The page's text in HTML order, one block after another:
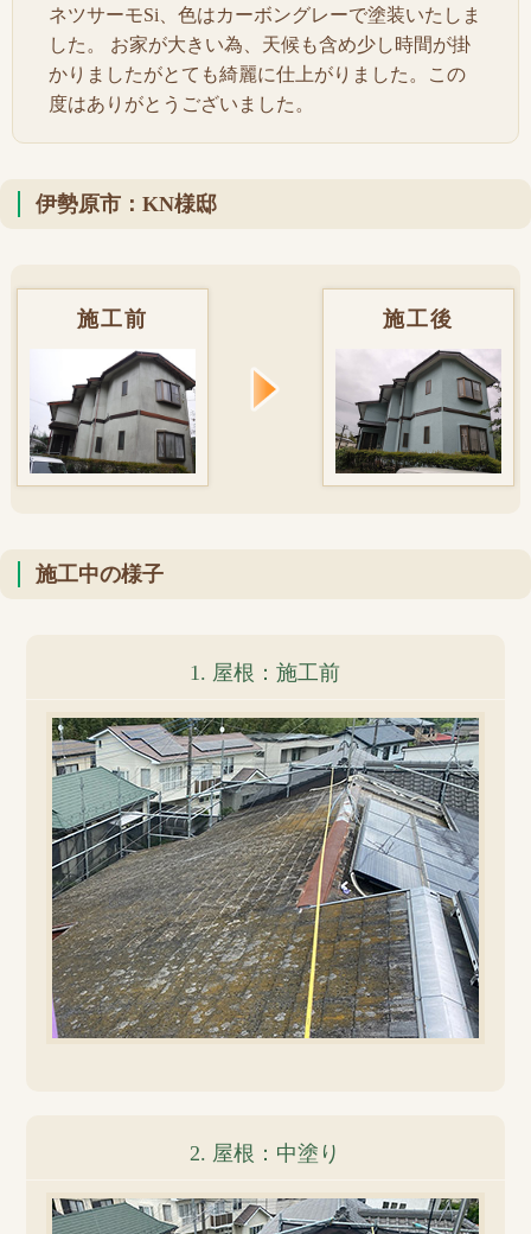
ネツサーモSi、色はカーボングレーで塗装いたしま
した。 お家が大きい為、天候も含め少し時間が掛
かりましたがとても綺麗に仕上がりました。この
度はありがとうございました。
伊勢原市：KN様邸
施工前 施工後
施工中の様子
1. 屋根：施工前
2. 屋根：中塗り